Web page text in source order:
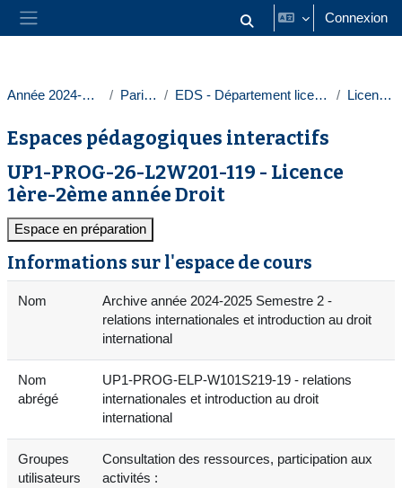
Passer au contenu principal
Panneau latéral Activer/désactiver la saisie
Connexion
Année 2024-2025 Paris 1 EDS - Département licences Licences
Espaces pédagogiques interactifs
UP1-PROG-26-L2W201-119 - Licence
1ère-2ème année Droit
Espace en préparation
Informations sur l'espace de cours
Nom
Archive année 2024-2025 Semestre 2 -
relations internationales et introduction au droit
international
Nom
abrégé
UP1-PROG-ELP-W101S219-19 - relations
internationales et introduction au droit
international
Groupes
utilisateurs
Consultation des ressources, participation aux
activités :